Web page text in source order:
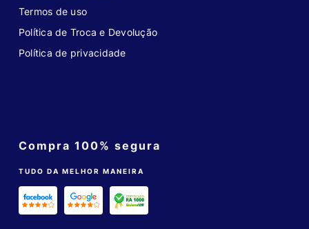
Termos de uso
Política de Troca e Devolução
Política de privacidade
Compra 100% segura
TUDO DA MELHOR MANEIRA